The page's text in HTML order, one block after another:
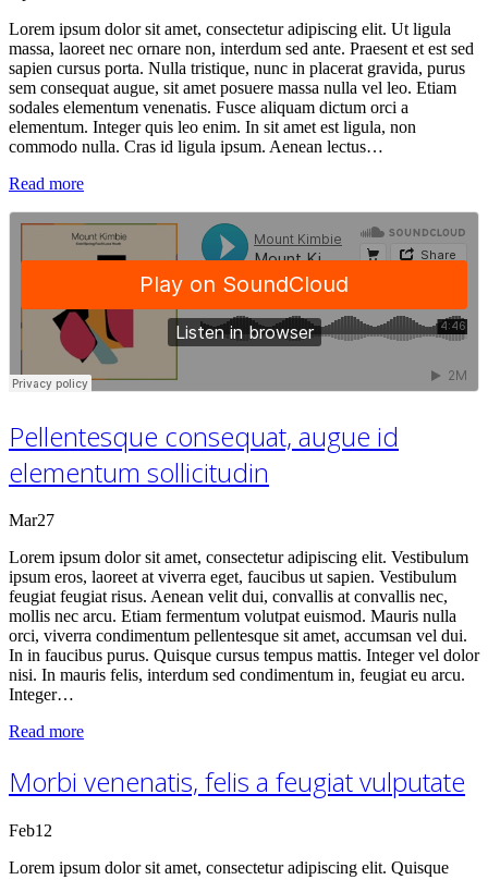
Lorem ipsum dolor sit amet, consectetur adipiscing elit. Ut ligula
massa, laoreet nec ornare non, interdum sed ante. Praesent et est sed
sapien cursus porta. Nulla tristique, nunc in placerat gravida, purus
sem consequat augue, sit amet posuere massa nulla vel leo. Etiam
sodales elementum venenatis. Fusce aliquam dictum orci a
elementum. Integer quis leo enim. In sit amet est ligula, non
commodo nulla. Cras id ligula ipsum. Aenean lectus…
Read more
Pellentesque consequat, augue id
elementum sollicitudin
Mar27
Lorem ipsum dolor sit amet, consectetur adipiscing elit. Vestibulum
ipsum eros, laoreet at viverra eget, faucibus ut sapien. Vestibulum
feugiat feugiat risus. Aenean velit dui, convallis at convallis nec,
mollis nec arcu. Etiam fermentum volutpat euismod. Mauris nulla
orci, viverra condimentum pellentesque sit amet, accumsan vel dui.
In in faucibus purus. Quisque cursus tempus mattis. Integer vel dolor
nisi. In mauris felis, interdum sed condimentum in, feugiat eu arcu.
Integer…
Read more
Morbi venenatis, felis a feugiat vulputate
Feb12
Lorem ipsum dolor sit amet, consectetur adipiscing elit. Quisque